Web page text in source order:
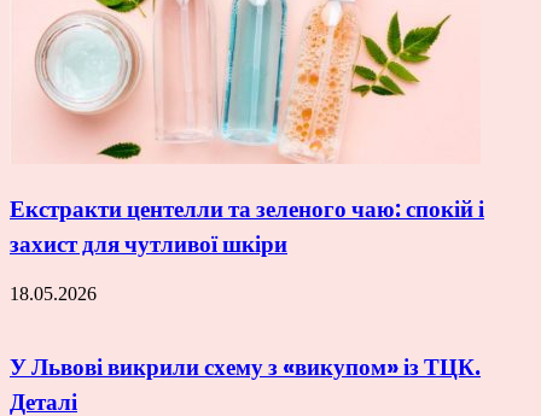
Екстракти центелли та зеленого чаю: спокій і
захист для чутливої шкіри
18.05.2026
У Львові викрили схему з «викупом» із ТЦК.
Деталі